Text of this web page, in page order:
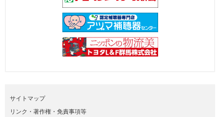
サイトマップ
リンク・著作権・免責事項等